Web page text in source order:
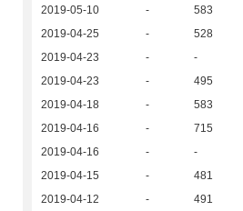
2019-05-10
- 583
2019-04-25
- 528
2019-04-23
- -
2019-04-23
- 495
2019-04-18
- 583
2019-04-16
- 715
2019-04-16
- -
2019-04-15
- 481
2019-04-12
- 491